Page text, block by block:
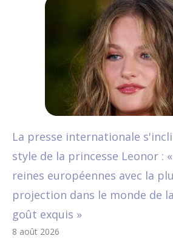
La presse internationale
style de la princesse Leonor :
reines européennes avec la
projection dans le monde de
goût exquis »
8 août 2026